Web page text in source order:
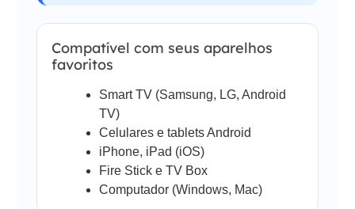
Compatível com seus aparelhos
favoritos
Smart TV (Samsung, LG, Android
TV)
Celulares e tablets Android
iPhone, iPad (iOS)
Fire Stick e TV Box
Computador (Windows, Mac)